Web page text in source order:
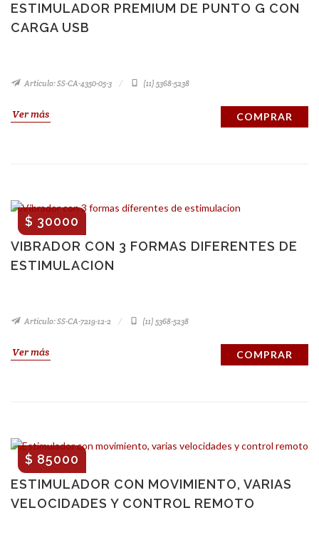
ESTIMULADOR PREMIUM DE PUNTO G CON
CARGA USB
Artículo: SS-CA-4350-05-3 (11) 5368-5238
Ver más COMPRAR
VIBRADOR CON 3 FORMAS DIFERENTES DE
ESTIMULACION
$ 30000
Artículo: SS-CA-7219-12-2 (11) 5368-5238
Ver más COMPRAR
ESTIMULADOR CON MOVIMIENTO, VARIAS
VELOCIDADES Y CONTROL REMOTO
$ 85000